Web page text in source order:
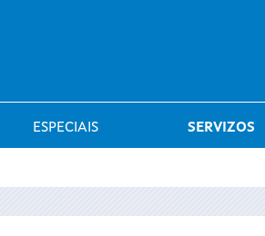
ESPECIAIS SERVIZOS